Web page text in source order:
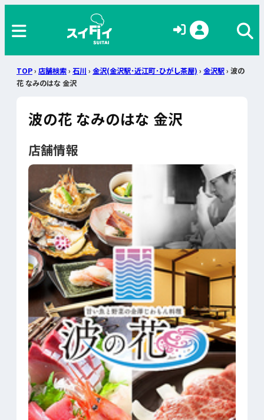
TOP› 店舗検索› 石川 › 金沢(金沢駅･近江町･ひがし茶屋) › 金沢駅› 波の
花 なみのはな 金沢
波の花 なみのはな 金沢
店舗情報
>